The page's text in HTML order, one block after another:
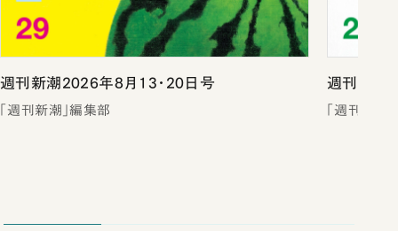
週刊新潮2026年8月13・20日号
「週刊新潮」編集部
週刊新潮
「週刊新潮